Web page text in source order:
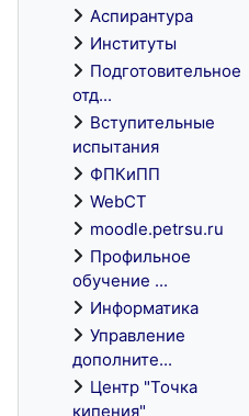
Аспирантура
Институты
Подготовительное
отд...
Вступительные
испытания
ФПКиПП
WebCT
moodle.petrsu.ru
Профильное
обучение ...
Информатика
Управление
дополните...
Центр "Точка
кипения"